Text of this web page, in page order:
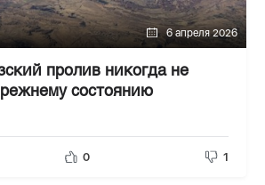
6 апреля 2026
пролив никогда не
состоянию
0 1